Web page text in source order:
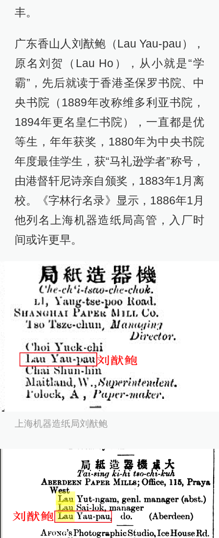
丰。
广东香山人刘猷鲍（Lau Yau-pau），
原名刘贺（Lau Ho），从小就是“学
霸”，先后就读于香港圣保罗书院、中
央书院（1889年改称维多利亚书院，
1894年更名皇仁书院），一直都是优
等生，年年获奖，1880年为中央书院
年度最佳学生，获“马礼逊学者”称号，
由港督轩尼诗亲自颁奖，1883年1月离
校。《字林行名录》显示，1886年1月
他列名上海机器造纸局高管，入厂时
间或许更早。
上海机器造纸局刘猷鲍